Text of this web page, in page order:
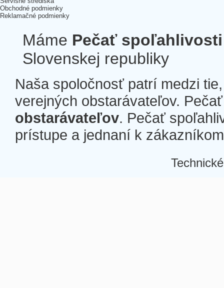
Obchodné podmienky
Reklamačné podmienky
Máme Pečať spoľahlivosti
Slovenskej republiky
Naša spoločnosť patrí medzi
verejných obstarávateľov.
obstarávateľov. Pečať
prístupe a jednaní k